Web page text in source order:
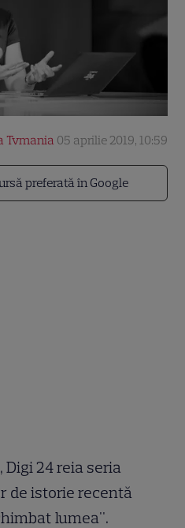
preferată în Google
Tvmania 05 aprilie 2019, 10:59
Digi 24 reia seria
de istorie recentă
lumea".